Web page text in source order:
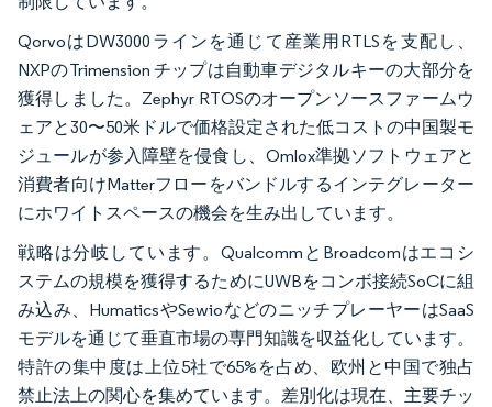
QorvoはDW3000ラインを通じて産業用RTLSを支配し、
NXPのTrimension チップは自動車デジタルキーの大部分を
獲得しました。Zephyr RTOSのオープンソースファームウ
ェアと30〜50米ドルで価格設定された低コストの中国製モ
ジュールが参入障壁を侵食し、Omlox準拠ソフトウェアと
消費者向けMatterフローをバンドルするインテグレーター
にホワイトスペースの機会を生み出しています。
戦略は分岐しています。QualcommとBroadcomはエコシ
ステムの規模を獲得するためにUWBをコンボ接続SoCに組
み込み、HumaticsやSewioなどのニッチプレーヤーはSaaS
モデルを通じて垂直市場の専門知識を収益化しています。
特許の集中度は上位5社で65%を占め、欧州と中国で独占
禁止法上の関心を集めています。差別化は現在、主要チッ